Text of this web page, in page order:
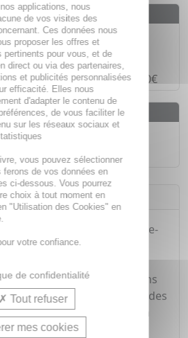
SÉCURISÉ
fois sans fraisà partir de 30€
dès55€
Chronoposten 24h*
Démaquillante de La Roche-
qui offre une
doux et efficace pour
légère, sans savon et sans
et protège votre peau des
tout en la nettoyant en
applications, nous
de vos visites des
Ces données nous
proposer les offres et
pertinents pour vous, et de
direct ou via des partenaires,
et publicités personnalisées
efficacité. Elles nous
d'adapter le contenu de
de vous faciliter le
sur les réseaux sociaux et
vous pouvez sélectionner
ferons de vos données en
ci-dessous. Vous pourrez
choix à tout moment en
"Utilisation des Cookies" en
votre confiance.
de confidentialité
Tout refuser
mes cookies